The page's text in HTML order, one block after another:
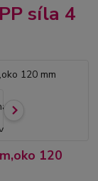
síla 4
120